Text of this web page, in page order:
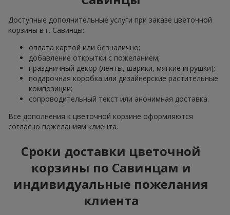
Доступные дополнительные услуги при заказе цветочной
корзины в г. Савинцы:
оплата картой или безналично;
добавление открытки с пожеланием;
праздничный декор (ленты, шарики, мягкие игрушки);
подарочная коробка или дизайнерские растительные
композиции;
сопроводительный текст или анонимная доставка.
Все дополнения к цветочной корзине оформляются
согласно пожеланиям клиента.
Сроки доставки цветочной
корзины по Савинцам и
индивидуальные пожелания
клиента